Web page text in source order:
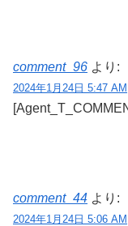
comment_96 より:
2024年1月24日 5:47 AM
comment_44 より:
2024年1月24日 5:06 AM